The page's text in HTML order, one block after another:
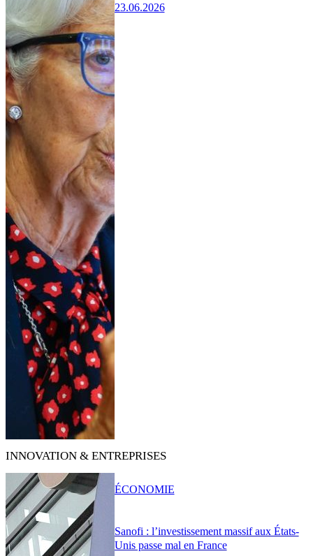
23.06.2026
INNOVATION & ENTREPRISES
Sanofi : l’investissement massif aux États-
Unis passe mal en France
ÉCONOMIE